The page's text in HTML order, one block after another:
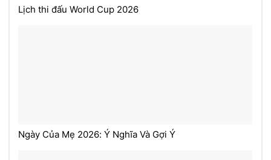
Lịch thi đấu World Cup 2026
Ngày Của Mẹ 2026: Ý Nghĩa Và Gợi Ý